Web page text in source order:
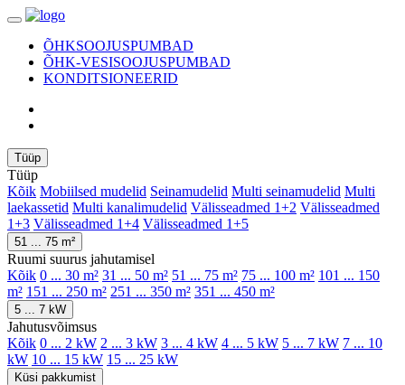
ÕHKSOOJUSPUMBAD
ÕHK-VESISOOJUSPUMBAD
KONDITSIONEERID
Tüüp
Tüüp
Kõik Mobiilsed mudelid Seinamudelid Multi seinamudelid Multi
laekassetid Multi kanalimudelid Välisseadmed 1+2 Välisseadmed
1+3 Välisseadmed 1+4 Välisseadmed 1+5
51 ... 75 m²
Ruumi suurus jahutamisel
Kõik 0 ... 30 m² 31 ... 50 m² 51 ... 75 m² 75 ... 100 m² 101 ... 150
m² 151 ... 250 m² 251 ... 350 m² 351 ... 450 m²
5 ... 7 kW
Jahutusvõimsus
Kõik 0 ... 2 kW 2 ... 3 kW 3 ... 4 kW 4 ... 5 kW 5 ... 7 kW 7 ... 10
kW 10 ... 15 kW 15 ... 25 kW
Küsi pakkumist